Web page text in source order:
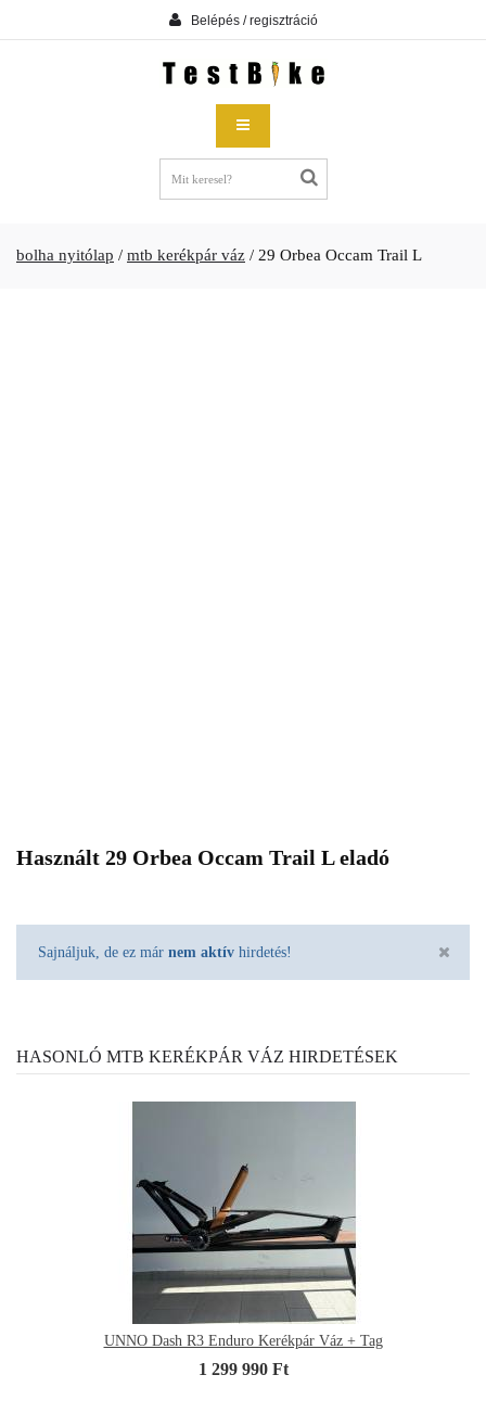
Belépés / regisztráció
bolha nyitólap / mtb kerékpár váz / 29 Orbea Occam Trail L
Használt 29 Orbea Occam Trail L eladó
Sajnáljuk, de ez már nem aktív hirdetés!
HASONLÓ MTB KERÉKPÁR VÁZ HIRDETÉSEK
UNNO Dash R3 Enduro Kerékpár Váz + Tag
1 299 990 Ft